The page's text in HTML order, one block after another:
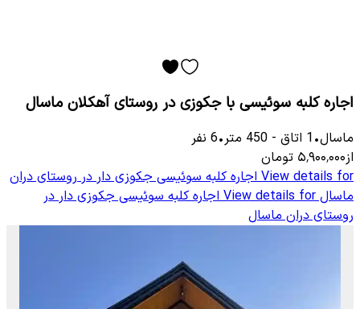
اجاره کلبه سوئیسی با جکوزی در روستای آهکلان ماسال
ماسال•
1 اتاق -
450 متر•
6 نفر
از۵٬۹۰۰٬۰۰۰ تومان
View details for اجاره کلبه سوئیسی جکوزی دار در ر‌وستای دران
ماسالView details for اجاره کلبه سوئیسی جکوزی دار در
ر‌وستای دران ماسال